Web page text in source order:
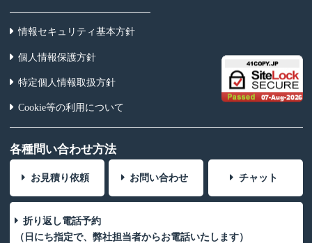
情報セキュリティ基本方針
個人情報保護方針
特定個人情報取扱方針
Cookie等の利用について
各種問い合わせ方法
お見積り依頼 お問い合わせ チャット
折り返し電話予約
（日にち指定で、弊社担当者からお電話いたします）